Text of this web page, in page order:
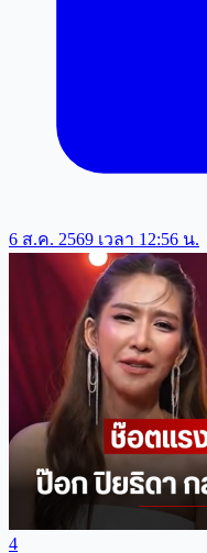
6 ส.ค. 2569 เวลา 12:56 น.
4